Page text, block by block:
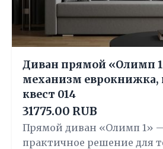
Диван прямой «Олимп
механизм еврокнижка,
квест 014
31775.00 RUB
Прямой диван «Олимп 1»
практичное решение для